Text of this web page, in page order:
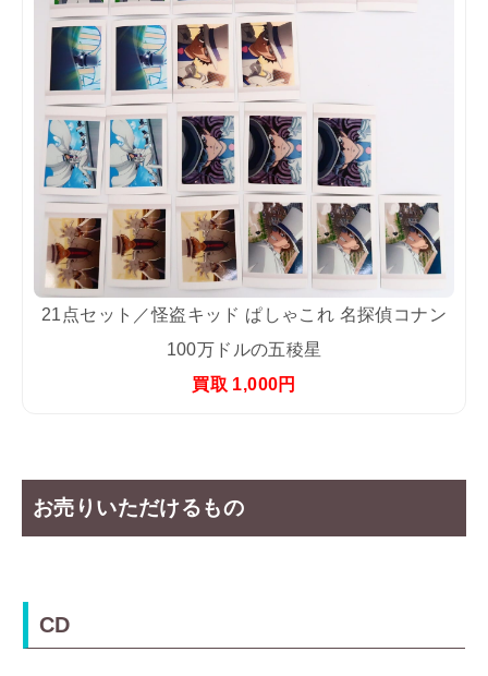
21点セット／怪盗キッド ぱしゃこれ 名探偵コナン
100万ドルの五稜星
買取 1,000円
お売りいただけるもの
CD